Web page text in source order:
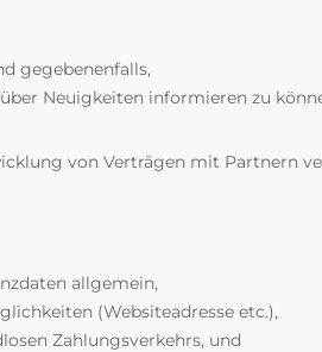
gegebenenfalls,
Neuigkeiten informieren zu
von Verträgen mit Partnern
allgemein,
(Websiteadresse etc.),
Zahlungsverkehrs, und